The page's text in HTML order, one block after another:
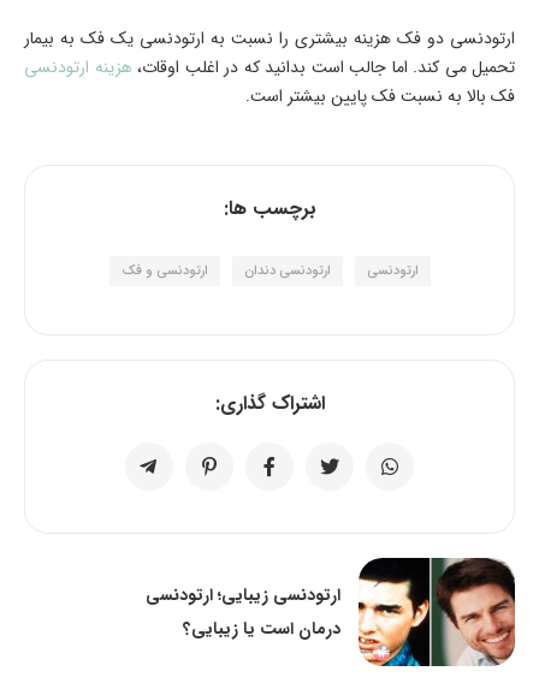
ارتودنسی دو فک هزینه بیشتری را نسبت به ارتودنسی یک فک به بیمار
تحمیل می کند. اما جالب است بدانید که در اغلب اوقات،هزینه ارتودنسی
فک بالا به نسبت فک پایین بیشتر است.
برچسب ها:
ارتودنسی ارتودنسی دندان ارتودنسی و فک
اشتراک گذاری:
ارتودنسی زیبایی؛ ارتودنسی
درمان است یا زیبایی؟